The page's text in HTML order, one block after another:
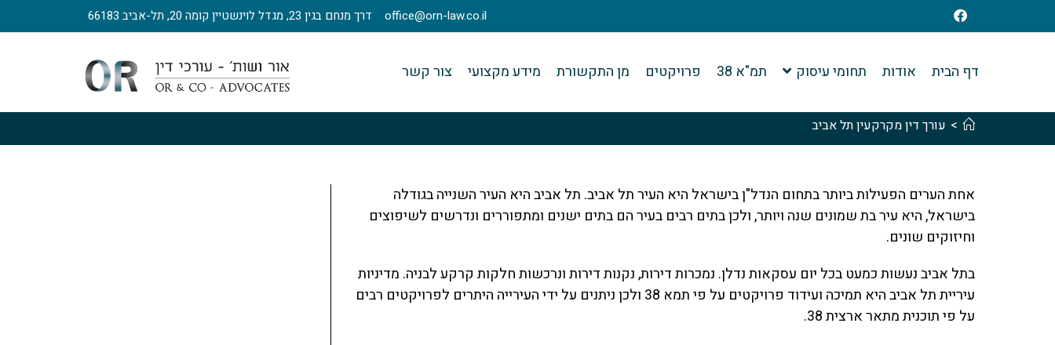
office@orn-law.co.il דרך מנחם בגין 23, מגדל לוינשטיין קומה 20, תל-אביב 66183
דף הבית אודות תחומי עיסוק תמ"א 38 פרויקטים מן התקשורת מידע מקצועי צור קשר
> עורך דין מקרקעין תל אביב
אחת הערים הפעילות ביותר בתחום הנדל"ן בישראל היא העיר תל אביב. תל אביב היא העיר השנייה בגודלה
בישראל, היא עיר בת שמונים שנה ויותר, ולכן בתים רבים בעיר הם בתים ישנים ומתפוררים ונדרשים לשיפוצים
וחיזוקים שונים.
בתל אביב נעשות כמעט בכל יום עסקאות נדלן. נמכרות דירות, נקנות דירות ונרכשות חלקות קרקע לבניה. מדיניות
עיריית תל אביב היא תמיכה ועידוד פרויקטים על פי תמא 38 ולכן ניתנים על ידי העירייה היתרים לפרויקטים רבים
על פי תוכנית מתאר ארצית 38.